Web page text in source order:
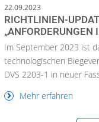
22.09.2023
RICHTLINIEN-
„ANFORDERUNGEN
Im September 2023 ist
technologischen
DVS 2203-1 in neuer
Mehr erfahren